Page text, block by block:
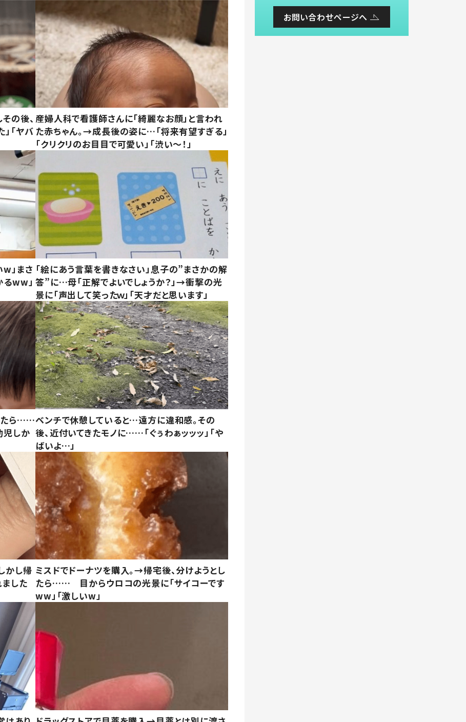
の後、
「ヤバ
産婦人科で看護師さんに「綺麗なお顔」と言われ
た赤ちゃん。→成長後の姿に…「将来有望すぎる」
「クリクリのお目目で可愛い」「渋い～！」
」まさ
るww」
「絵にあう言葉を書きなさい」息子の”まさかの解
答”に…母「正解でよいでしょうか？」→衝撃の光
景に「声出して笑ったｗ」「天才だと思います」
たら……
児しか
ベンチで休憩していると…遠方に違和感。その
後、近付いてきたモノに……「ぐぅわぁッッッ」「や
ばいよ…」
かし帰
した
ミスドでドーナツを購入。→帰宅後、分けようとし
たら…… 目からウロコの光景に「サイコーです
ww」「激しいw」
お問い合わせページへ